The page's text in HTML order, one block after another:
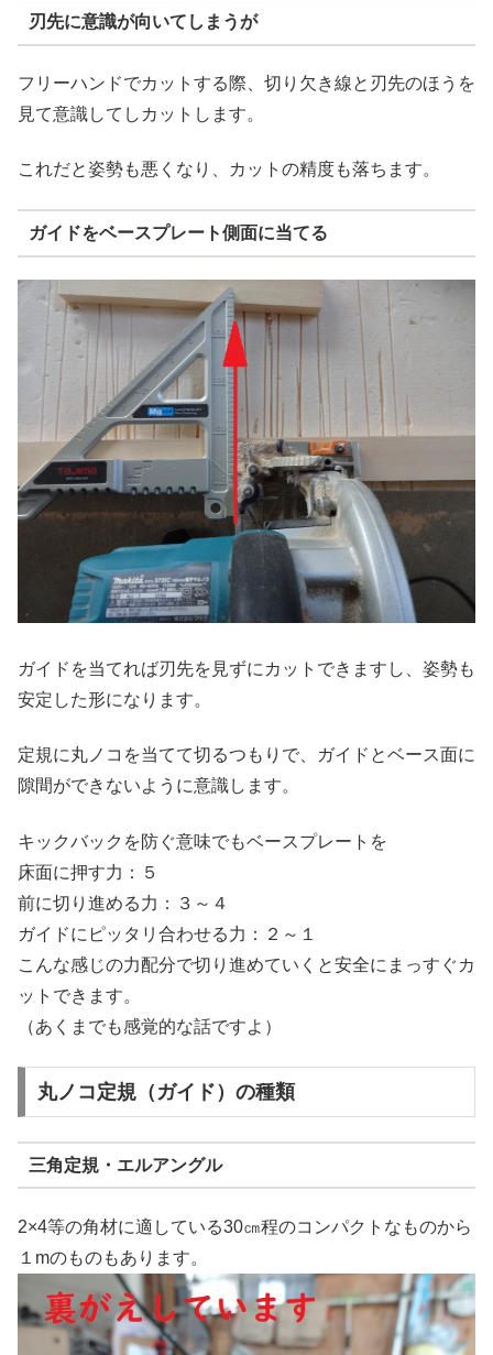
刃先に意識が向いてしまうが
フリーハンドでカットする際、切り欠き線と刃先のほうを
見て意識してしカットします。
これだと姿勢も悪くなり、カットの精度も落ちます。
ガイドをベースプレート側面に当てる
ガイドを当てれば刃先を見ずにカットできますし、姿勢も
安定した形になります。
定規に丸ノコを当てて切るつもりで、ガイドとベース面に
隙間ができないように意識します。
キックバックを防ぐ意味でもベースプレートを
床面に押す力：５
前に切り進める力：３～４
ガイドにピッタリ合わせる力：２～１
こんな感じの力配分で切り進めていくと安全にまっすぐカ
ットできます。
（あくまでも感覚的な話ですよ）
丸ノコ定規（ガイド）の種類
三角定規・エルアングル
2×4等の角材に適している30㎝程のコンパクトなものから
１mのものもあります。